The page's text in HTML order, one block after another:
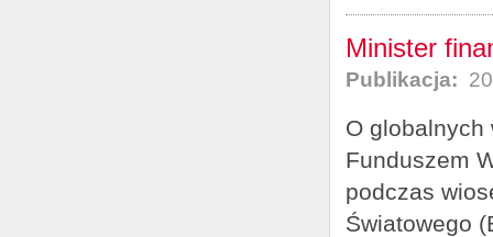
Minister
Publikacja:
O globalnych
Funduszem
podczas
Światowego